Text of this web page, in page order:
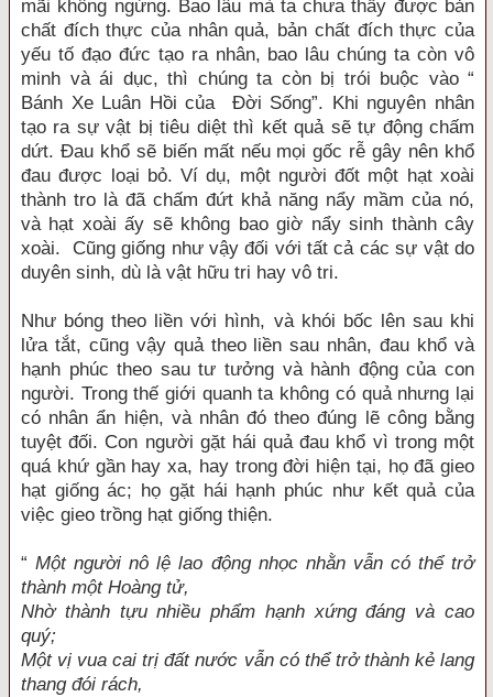
mãi không ngừng. Bao lâu mà ta chưa thấy được bản
chất đích thực của nhân quả, bản chất đích thực của
yếu tố đạo đức tạo ra nhân, bao lâu chúng ta còn vô
minh và ái dục, thì chúng ta còn bị trói buộc vào “
Bánh Xe Luân Hồi của Ðời Sống”. Khi nguyên nhân
tạo ra sự vật bị tiêu diệt thì kết quả sẽ tự động chấm
dứt. Ðau khổ sẽ biến mất nếu mọi gốc rễ gây nên khổ
đau được loại bỏ. Ví dụ, một người đốt một hạt xoài
thành tro là đã chấm đứt khả năng nẩy mầm của nó,
và hạt xoài ấy sẽ không bao giờ nẩy sinh thành cây
xoài. Cũng giống như vậy đối với tất cả các sự vật do
duyên sinh, dù là vật hữu tri hay vô tri.
Như bóng theo liền với hình, và khói bốc lên sau khi
lửa tắt, cũng vậy quả theo liền sau nhân, đau khổ và
hạnh phúc theo sau tư tưởng và hành động của con
người. Trong thế giới quanh ta không có quả nhưng lại
có nhân ẩn hiện, và nhân đó theo đúng lẽ công bằng
tuyệt đối. Con người gặt hái quả đau khổ vì trong một
quá khứ gần hay xa, hay trong đời hiện tại, họ đã gieo
hạt giống ác; họ gặt hái hạnh phúc như kết quả của
việc gieo trồng hạt giống thiện.
“Một người nô lệ lao động nhọc nhằn vẫn có thể trở
thành một Hoàng tử,
Nhờ thành tựu nhiều phẩm hạnh xứng đáng và cao
quý;
Một vị vua cai trị đất nước vẫn có thể trở thành kẻ lang
thang đói rách,